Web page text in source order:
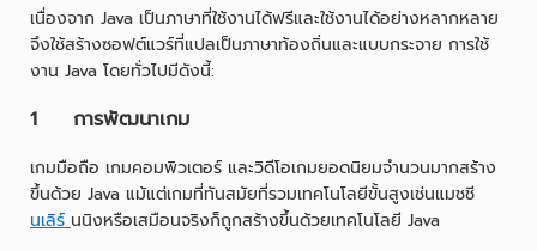
เนื่องจาก Java เป็นภาษาที่ใช้งานได้ฟรีและใช้งานได้อย่างหลากหลาย
จึงใช้สร้างซอฟต์แวร์ที่แปลเป็นภาษาท้องถิ่นและแบบกระจาย การใช้
งาน Java โดยทั่วไปมีดังนี้:
1 การพัฒนาเกม
เกมมือถือ เกมคอมพิวเตอร์ และวิดีโอเกมยอดนิยมจำนวนมากสร้าง
ขึ้นด้วย Java แม้แต่เกมที่ทันสมัยที่รวมเทคโนโลยีขั้นสูงเช่นแมชชี
นเลิร์ นนิงหรือเสมือนจริงก็ถูกสร้างขึ้นด้วยเทคโนโลยี Java